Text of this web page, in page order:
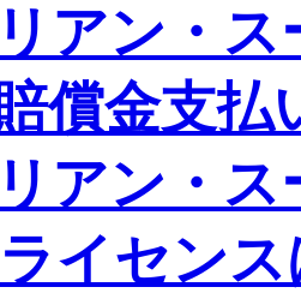
アン・ス
償金支払
アン・
イセン